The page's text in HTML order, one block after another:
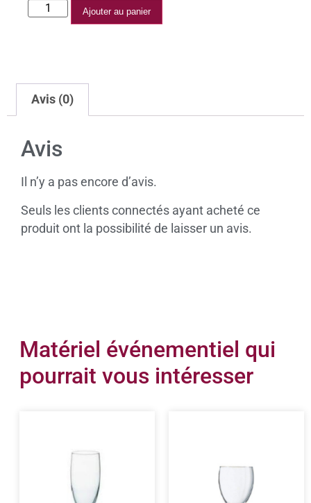
Ajouter au panier
Avis (0)
Avis
Il n’y a pas encore d’avis.
Seuls les clients connectés ayant acheté ce
produit ont la possibilité de laisser un avis.
Matériel événementiel qui
pourrait vous intéresser